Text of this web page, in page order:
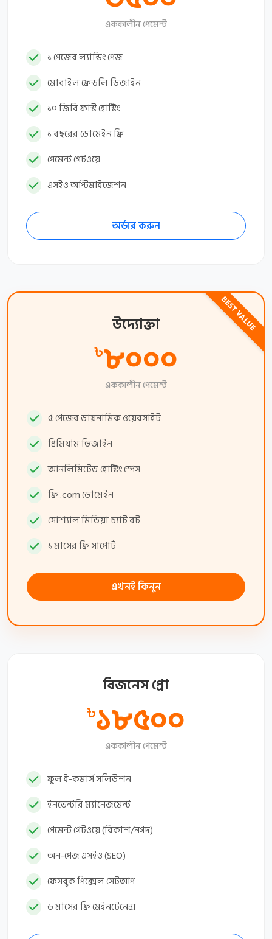
এককালীন পেমেন্ট
১ পেজের ল্যান্ডিং পেজ
মোবাইল ফ্রেন্ডলি ডিজাইন
১০ জিবি ফাস্ট হোস্টিং
১ বছরের ডোমেইন ফ্রি
পেমেন্ট গেটওয়ে
এসইও অপ্টিমাইজেশন
অর্ডার করুন
BEST VALUE
উদ্যোক্তা
৳৮০০০
এককালীন পেমেন্ট
৫ পেজের ডায়নামিক ওয়েবসাইট
প্রিমিয়াম ডিজাইন
আনলিমিটেড হোস্টিং স্পেস
ফ্রি .com ডোমেইন
সোশ্যাল মিডিয়া চ্যাট বট
১ মাসের ফ্রি সাপোর্ট
এখনই কিনুন
বিজনেস প্রো
৳১৮৫০০
এককালীন পেমেন্ট
ফুল ই-কমার্স সলিউশন
ইনভেন্টরি ম্যানেজমেন্ট
পেমেন্ট গেটওয়ে (বিকাশ/নগদ)
অন-পেজ এসইও (SEO)
ফেসবুক পিক্সেল সেটআপ
৬ মাসের ফ্রি মেইনটেনেন্স